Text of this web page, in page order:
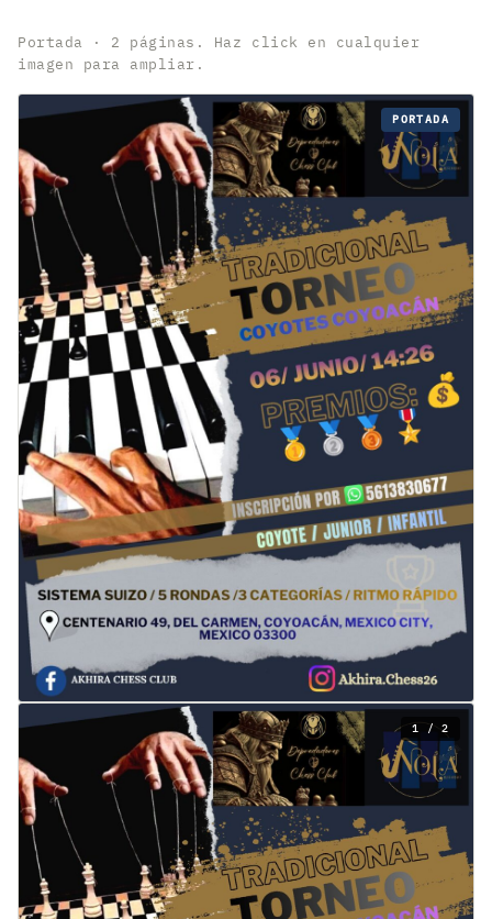
Portada · 2 páginas. Haz click en cualquier
imagen para ampliar.
PORTADA
1 / 2